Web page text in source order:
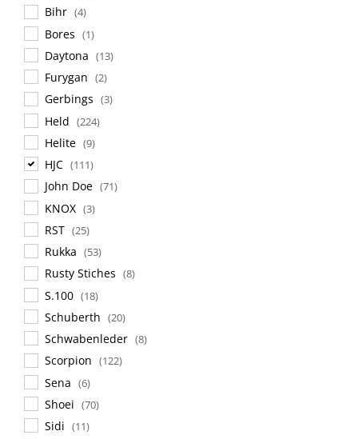
Bihr (4)
Bores (1)
Daytona (13)
Furygan (2)
Gerbings (3)
Held (224)
Helite (9)
HJC (111)
John Doe (71)
KNOX (3)
RST (25)
Rukka (53)
Rusty Stiches (8)
S.100 (18)
Schuberth (20)
Schwabenleder (8)
Scorpion (122)
Sena (6)
Shoei (70)
Sidi (11)